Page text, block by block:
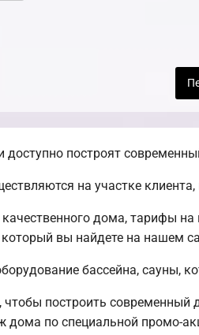
построят
на участке
дома, тарифы
вы найдете на нашем
бассейна, сауны,
построить современный
по специальной промо-